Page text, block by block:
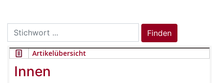
Search
for:
Finden
Artikelübersicht
Innen